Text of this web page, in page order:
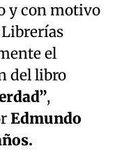
y con motivo
el
del libro
,
Edmundo